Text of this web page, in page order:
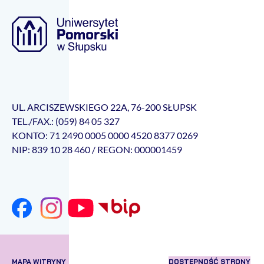
UL. ARCISZEWSKIEGO 22A, 76-200 SŁUPSK
TEL./FAX.: (059) 84 05 327
KONTO: 71 2490 0005 0000 4520 8377 0269
NIP: 839 10 28 460 / REGON: 000001459
MAPA WITRYNY DOSTĘPNOŚĆ STRONY